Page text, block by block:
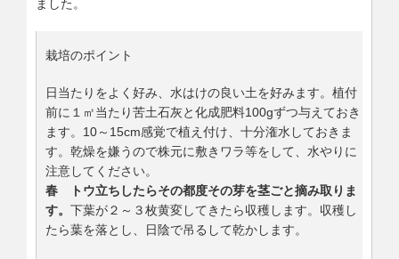
ました。
栽培のポイント
日当たりをよく好み、水はけの良い土を好みます。植付
前に１㎡当たり苦土石灰と化成肥料100gずつ与えておき
ます。10～15cm感覚で植え付け、十分潅水しておきま
す。乾燥を嫌うので株元に敷きワラ等をして、水やりに
注意してください。
春 トウ立ちしたらその都度その芽を茎ごと摘み取りま
す。 下葉が２～３枚黄変してきたら収穫します。収穫し
たら葉を落とし、日陰で吊るして乾かします。